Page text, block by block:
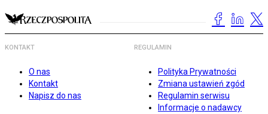
KONTAKT
O nas
Kontakt
Napisz do nas
REGULAMIN
Polityka Prywatności
Zmiana ustawień zgód
Regulamin serwisu
Informacje o nadawcy